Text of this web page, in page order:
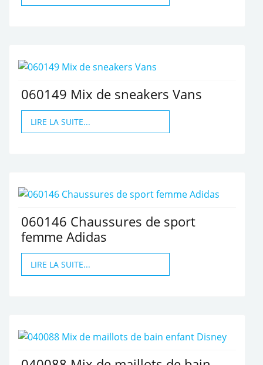
060149 Mix de sneakers Vans
LIRE LA SUITE...
060146 Chaussures de sport
femme Adidas
LIRE LA SUITE...